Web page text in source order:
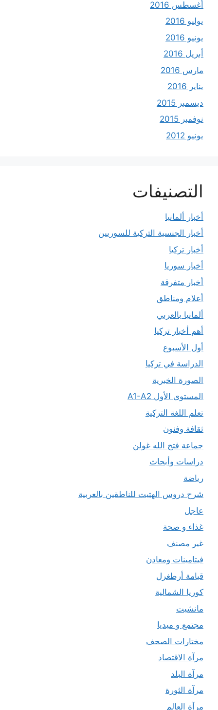
أغسطس 2016
يوليو 2016
يونيو 2016
أبريل 2016
مارس 2016
يناير 2016
ديسمبر 2015
نوفمبر 2015
يونيو 2012
التصنيفات
أخبار ألمانيا
أخبار الجنسية التركية للسوريين
أخبار تركيا
أخبار سوريا
أخبار متفرقة
أعلام ومناطق
ألمانيا بالعربي
أهم أخبار تركيا
أول الأسبوع
الدراسة في تركيا
الصورة الخبرية
المستوى الأول A1-A2
تعلم اللغة التركية
ثقافة وفنون
جماعة فتح الله غولن
دراسات وأبحاث
رياضة
شرح دروس الهتيت للناطقين بالعربية
عاجل
غذاء و صحة
غير مصنف
فيتامينات ومعادن
قيامة أرطغرل
كوريا الشمالية
مانشيت
مجتمع و ميديا
مختارات الصحف
مرآة الاقتصاد
مرآة البلد
مرآة الثورة
مرآة العالم